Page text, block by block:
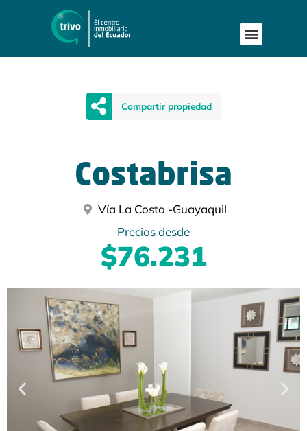
Compartir propiedad
Costabrisa
Vía La Costa -Guayaquil
Precios desde
$76.231